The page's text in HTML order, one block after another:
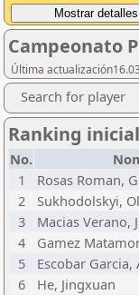
Campeonato
Última
Search for player
Ranking inicial
No.
1
Rosas Roman,
2
Sukhodolskyi,
3
Macias Verano,
4
Gamez
5
Escobar Garcia,
6
He, Jingxuan